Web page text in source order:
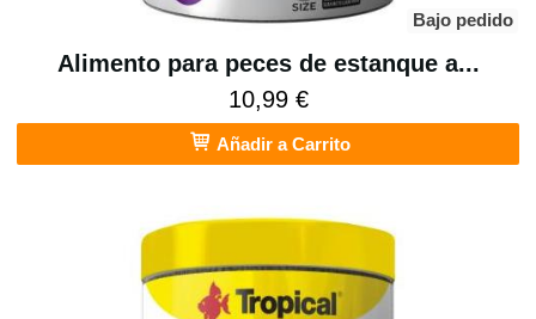
Bajo pedido
Alimento para peces de estanque a...
10,99 €
Añadir a Carrito